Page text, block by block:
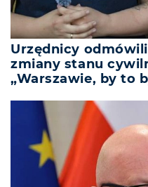
Urzędnicy
zmiany stanu
„Warszawie, by to